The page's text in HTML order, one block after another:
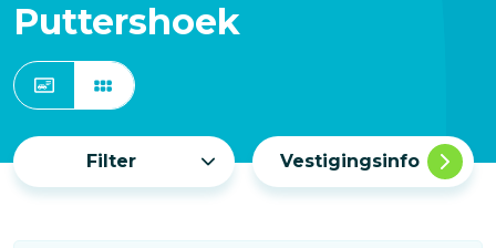
Puttershoek
Filter Vestigingsinfo